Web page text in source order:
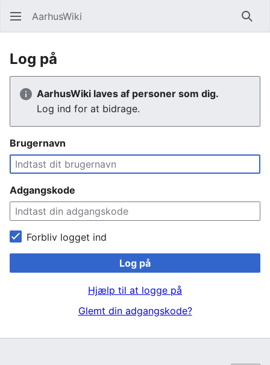
AarhusWiki Søg
Log på
AarhusWiki laves af personer som dig.
Log ind for at bidrage.
Brugernavn
Adgangskode
Forbliv logget ind
Log på
Hjælp til at logge på
Glemt din adgangskode?